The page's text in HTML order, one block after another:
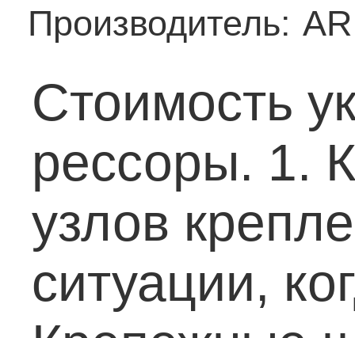
Производитель:
Стоимость
рессоры. 1.
узлов
ситуации,